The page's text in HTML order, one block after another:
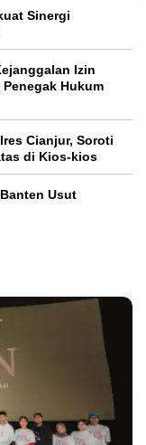
Sinergi
Izin
Hukum
Cianjur, Soroti
di Kios-kios
Usut